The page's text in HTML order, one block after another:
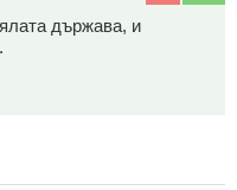
държава, и